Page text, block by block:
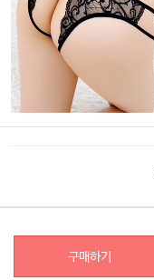
구매하기